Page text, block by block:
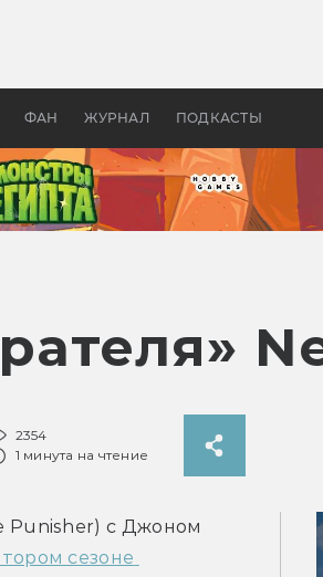
ФАН ЖУРНАЛ ПОДКАСТЫ
бы «Властелина колец»
2354
1 минута на чтение
Punisher) c Джоном
сезоне